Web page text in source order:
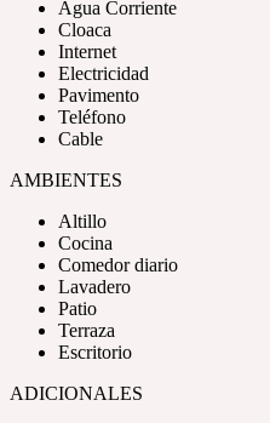
Agua Corriente
Cloaca
Internet
Electricidad
Pavimento
Teléfono
Cable
AMBIENTES
Altillo
Cocina
Comedor diario
Lavadero
Patio
Terraza
Escritorio
ADICIONALES